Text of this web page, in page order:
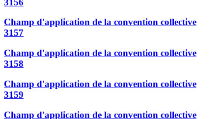
Champ d'application de la convention collective
3157
Champ d'application de la convention collective
3158
Champ d'application de la convention collective
3159
Champ d'application de la convention collective